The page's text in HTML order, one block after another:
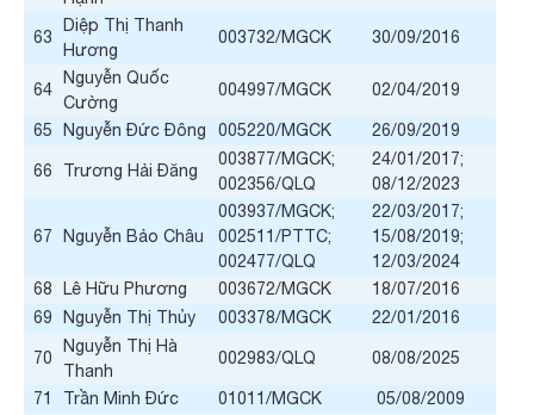
63
Diệp Thị Thanh
Hương
003732/MGCK 30/09/2016
64
Nguyễn Quốc
Cường
004997/MGCK 02/04/2019
65 Nguyễn Đức Đông 005220/MGCK 26/09/2019
66 Trương Hải Đăng
003877/MGCK;
002356/QLQ
24/01/2017;
08/12/2023
67 Nguyễn Bảo Châu
003937/MGCK;
002511/PTTC;
002477/QLQ
22/03/2017;
15/08/2019;
12/03/2024
68
Lê Hữu Phương 003672/MGCK
18/07/2016
69
Nguyễn Thị Thủy 003378/MGCK 22/01/2016
70
Nguyễn Thị Hà
Thanh
002983/QLQ 08/08/2025
71 Trần Minh Đức 01011/MGCK
05/08/2009